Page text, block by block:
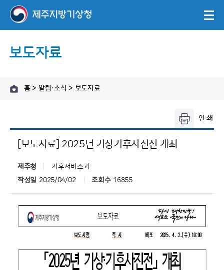
보도자료
홈 > 알림·소식 > 보도자료
[보도자료] 2025년 기상기후사진전 개최
제주청
기후서비스과
작성일 2025/04/02 조회수 16855